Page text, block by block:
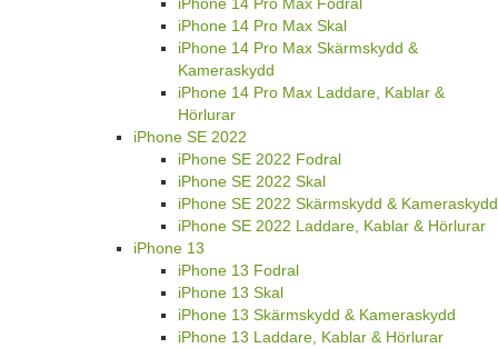
iPhone 14 Pro Max Fodral
iPhone 14 Pro Max Skal
iPhone 14 Pro Max Skärmskydd &
Kameraskydd
iPhone 14 Pro Max Laddare, Kablar &
Hörlurar
iPhone SE 2022
iPhone SE 2022 Fodral
iPhone SE 2022 Skal
iPhone SE 2022 Skärmskydd & Kameraskydd
iPhone SE 2022 Laddare, Kablar & Hörlurar
iPhone 13
iPhone 13 Fodral
iPhone 13 Skal
iPhone 13 Skärmskydd & Kameraskydd
iPhone 13 Laddare, Kablar & Hörlurar